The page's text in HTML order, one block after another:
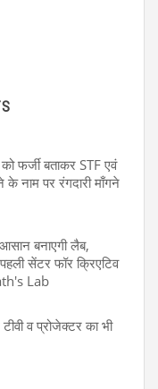
को फर्जी बताकर STF एवं
नाम पर रंगदारी माँगने
आसान बनाएगी लैब,
सेंटर फॉर क्रिएटिव
Lab
व प्रोजेक्टर का भी